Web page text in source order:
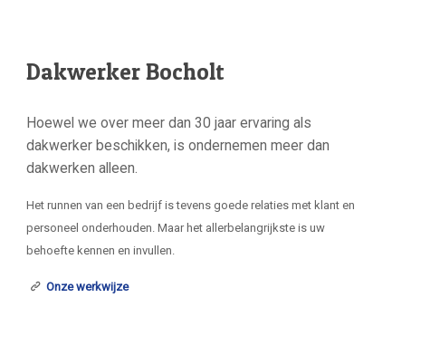
Dakwerker Bocholt
Hoewel we over meer dan 30 jaar ervaring als
dakwerker beschikken, is ondernemen meer dan
dakwerken alleen.
Het runnen van een bedrijf is tevens goede relaties met klant en
personeel onderhouden. Maar het allerbelangrijkste is uw
behoefte kennen en invullen.
Onze werkwijze